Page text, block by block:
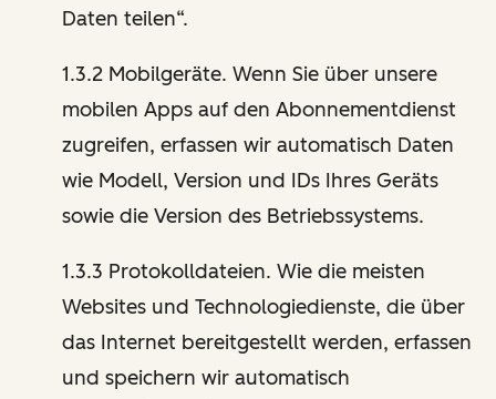
Daten teilen“.
1.3.2 Mobilgeräte. Wenn Sie über unsere
mobilen Apps auf den Abonnementdienst
zugreifen, erfassen wir automatisch Daten
wie Modell, Version und IDs Ihres Geräts
sowie die Version des Betriebssystems.
1.3.3 Protokolldateien. Wie die meisten
Websites und Technologiedienste, die über
das Internet bereitgestellt werden, erfassen
und speichern wir automatisch